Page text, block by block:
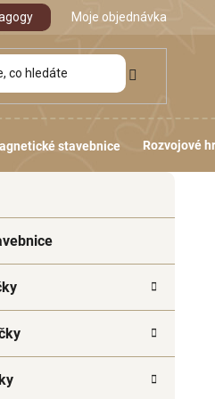
Moje objednávka
stavebnice Rozvojové